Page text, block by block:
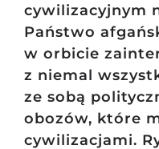
cywilizacyjnym
Państwo
w orbicie
z niemal
ze sobą
obozów, które
cywilizacjami.